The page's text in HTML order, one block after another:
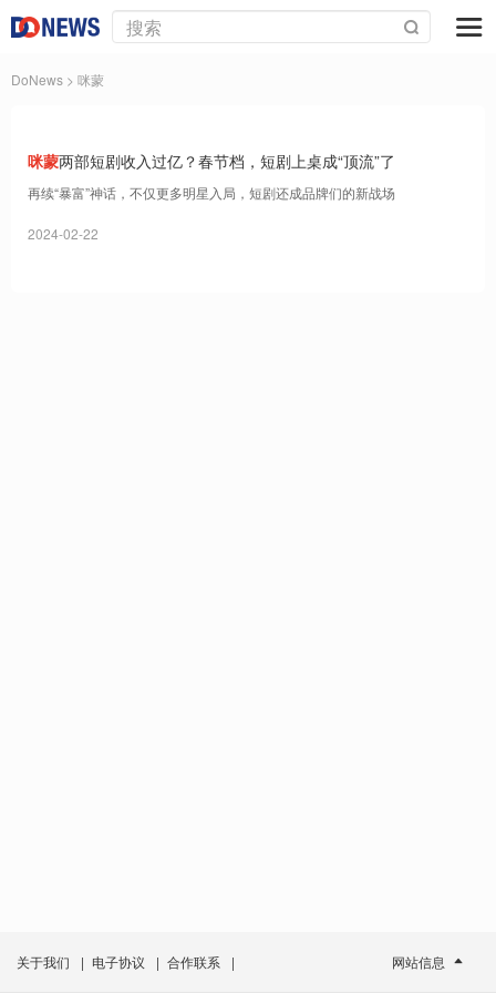
DoNews > 咪蒙
咪蒙两部短剧收入过亿？春节档，短剧上桌成“顶流”了
再续“暴富”神话，不仅更多明星入局，短剧还成品牌们的新战场
2024-02-22
关于我们 | 电子协议 | 合作联系 | 网站信息